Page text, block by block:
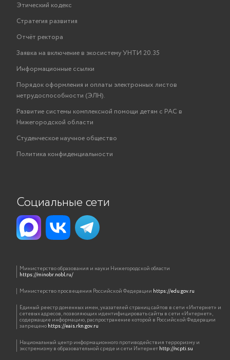
Этический кодекс
Стратегия развития
Отчёт ректора
Заявка на включение в экосистему УНТИ 20.35
Информационные ссылки
Порядок оформления и оплаты электронных листов
нетрудоспособности (ЭЛН).
Развитие системы комплексной помощи детям с РАС в
Нижегородской области
Студенческое научное общество
Политика конфиденциальности
Социальные сети
Министерство образования и науки Нижегородской области
https://minobr.nobl.ru/
Министерство просвещения Российской Федерации https://edu.gov.ru
Единый реестр доменных имен, указателей страниц сайтов в сети «Интернет» и
сетевых адресов, позволяющих идентифицировать сайты в сети «Интернет»,
содержащие информацию, распространение которой в Российской Федерации
запрещеноhttps://eais.rkn.gov.ru
Национальный центр информационного противодействия терроризму и
экстремизму в образовательной среде и сети Интернетhttp://ncpti.su